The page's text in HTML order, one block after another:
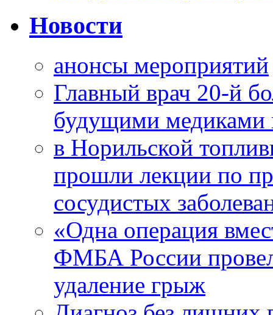
Новости
анонсы мероприятий
Главный врач 20-й
будущими медиками
в Норильской
прошли лекции по
сосудистых
«Одна операция
ФМБА России
удаление грыж